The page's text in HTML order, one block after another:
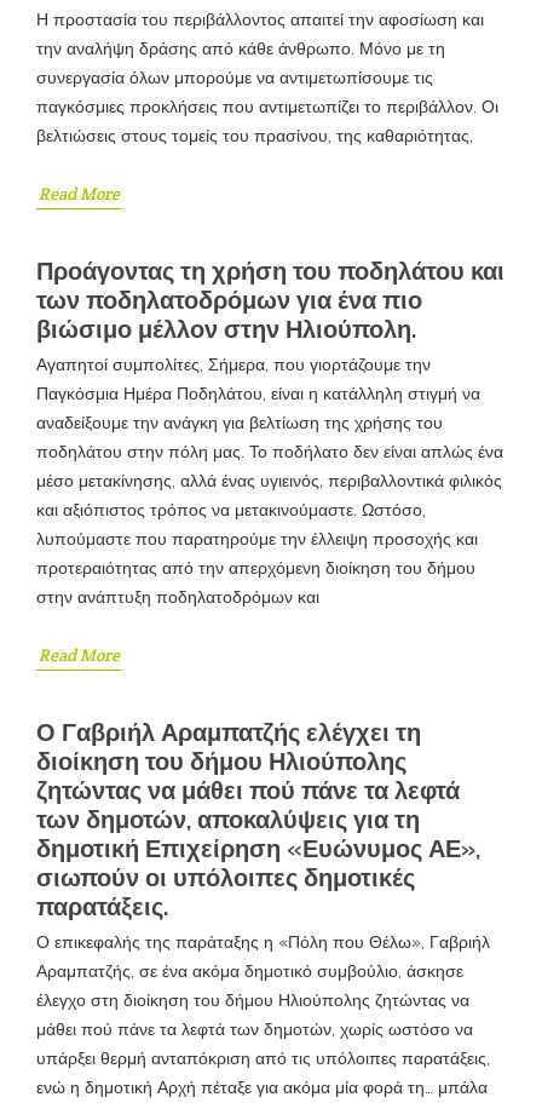
Η προστασία του περιβάλλοντος απαιτεί την αφοσίωση και
την αναλήψη δράσης από κάθε άνθρωπο. Μόνο με τη
συνεργασία όλων μπορούμε να αντιμετωπίσουμε τις
παγκόσμιες προκλήσεις που αντιμετωπίζει το περιβάλλον. Οι
βελτιώσεις στους τομείς του πρασίνου, της καθαριότητας,
Read More
Προάγοντας τη χρήση του ποδηλάτου και
των ποδηλατοδρόμων για ένα πιο
βιώσιμο μέλλον στην Ηλιούπολη.
Αγαπητοί συμπολίτες, Σήμερα, που γιορτάζουμε την
Παγκόσμια Ημέρα Ποδηλάτου, είναι η κατάλληλη στιγμή να
αναδείξουμε την ανάγκη για βελτίωση της χρήσης του
ποδηλάτου στην πόλη μας. Το ποδήλατο δεν είναι απλώς ένα
μέσο μετακίνησης, αλλά ένας υγιεινός, περιβαλλοντικά φιλικός
και αξιόπιστος τρόπος να μετακινούμαστε. Ωστόσο,
λυπούμαστε που παρατηρούμε την έλλειψη προσοχής και
προτεραιότητας από την απερχόμενη διοίκηση του δήμου
στην ανάπτυξη ποδηλατοδρόμων και
Read More
Ο Γαβριήλ Αραμπατζής ελέγχει τη
διοίκηση του δήμου Ηλιούπολης
ζητώντας να μάθει πού πάνε τα λεφτά
των δημοτών, αποκαλύψεις για τη
δημοτική Επιχείρηση «Ευώνυμος ΑΕ»,
σιωπούν οι υπόλοιπες δημοτικές
παρατάξεις.
Ο επικεφαλής της παράταξης η «Πόλη που Θέλω», Γαβριήλ
Αραμπατζής, σε ένα ακόμα δημοτικό συμβούλιο, άσκησε
έλεγχο στη διοίκηση του δήμου Ηλιούπολης ζητώντας να
μάθει πού πάνε τα λεφτά των δημοτών, χωρίς ωστόσο να
υπάρξει θερμή ανταπόκριση από τις υπόλοιπες παρατάξεις,
ενώ η δημοτική Αρχή πέταξε για ακόμα μία φορά τη… μπάλα